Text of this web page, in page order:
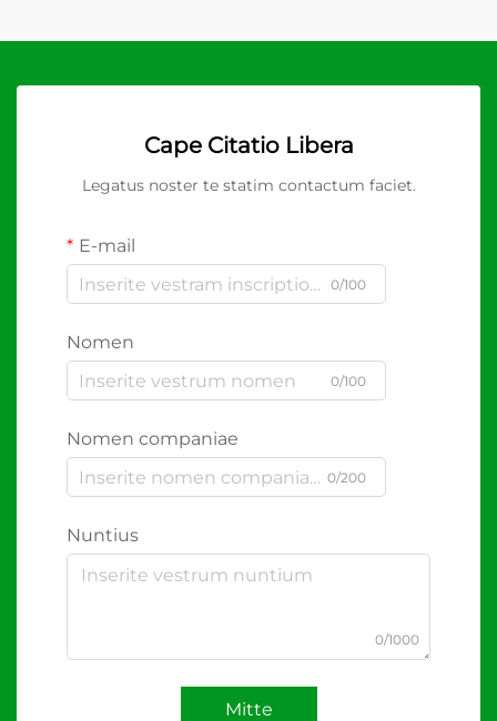
Cape Citatio Libera
Legatus noster te statim contactum faciet.
E-mail
0/100
Nomen
0/100
Nomen companiae
0/200
Nuntius
0/1000
Mitte